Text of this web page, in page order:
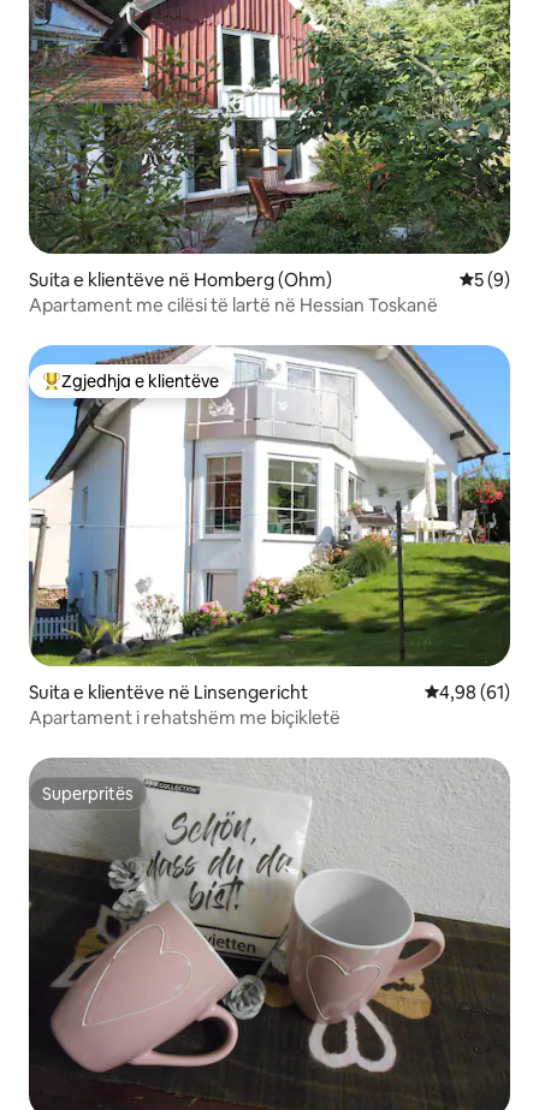
Suita e klientëve në Homberg (Ohm)
5 (9)
Apartament me cilësi të lartë në Hessian Toskanë
Më të mirat e zgjedhjeve të klientëve
Zgjedhja e klientëve
Suita e klientëve në Linsengericht Vlerësimi
4,98 (61)
Apartament i rehatshëm me biçikletë
Superpritës
Superpritës